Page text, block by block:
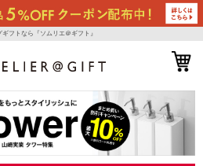
ギフトなら『ソムリエ＠ギフト』